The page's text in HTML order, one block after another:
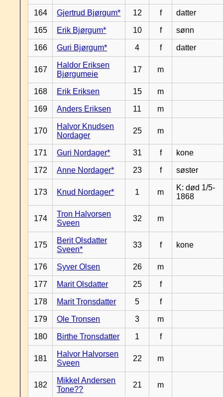
164 Gjertrud Bjørgum* 12 f datter
165 Erik Bjørgum* 10 f sønn
166 Guri Bjørgum* 4 f datter
167
Haldor Eriksen
Bjørgumeie
17 m
168 Erik Eriksen 15 m
169 Anders Eriksen 11 m
170
Halvor Knudsen
Nordager
25 m
171 Guri Nordager* 31 f kone
172 Anne Nordager* 23 f søster
173 Knud Nordager* 1 m
K: død 1/5-
1868
174
Tron Halvorsen
Sveen
32 m
175
Berit Olsdatter
Sveen*
33 f kone
176 Syver Olsen 26 m
177 Marit Olsdatter 25 f
178 Marit Tronsdatter 5 f
179 Ole Tronsen 3 m
180 Birthe Tronsdatter 1 f
181
Halvor Halvorsen
Sveen
22 m
182
Mikkel Andersen
Tone??
21 m